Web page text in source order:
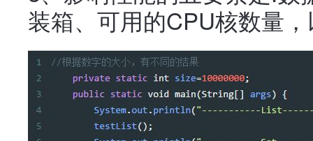
装箱、可用的CPU核数量